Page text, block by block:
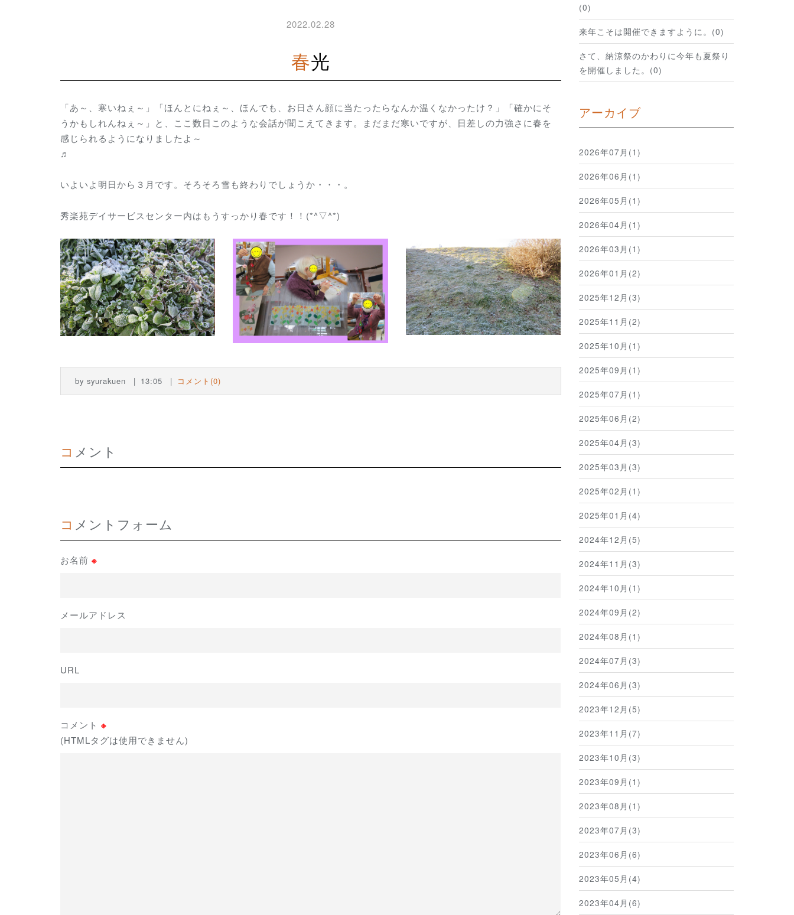
2022.02.28
春光
「あ～、寒いねぇ～」「ほんとにねぇ～、ほんでも、お日さん顔に当たったらなんか温くなかったけ？」「確かにそ
うかもしれんねぇ～」と、ここ数日このような会話が聞こえてきます。まだまだ寒いですが、日差しの力強さに春を
感じられるようになりましたよ～
♬
いよいよ明日から３月です。そろそろ雪も終わりでしょうか・・・。
秀楽苑デイサービスセンター内はもうすっかり春です！！(*^▽^*)
by syurakuen 13:05 コメント(0)
コメント
コメントフォーム
お名前 ※
メールアドレス
URL
コメント ※
(HTMLタグは使用できません)
(0)
来年こそは開催できますように。(0)
さて、納涼祭のかわりに今年も夏祭り
を開催しました。(0)
アーカイブ
2026年07月(1)
2026年06月(1)
2026年05月(1)
2026年04月(1)
2026年03月(1)
2026年01月(2)
2025年12月(3)
2025年11月(2)
2025年10月(1)
2025年09月(1)
2025年07月(1)
2025年06月(2)
2025年04月(3)
2025年03月(3)
2025年02月(1)
2025年01月(4)
2024年12月(5)
2024年11月(3)
2024年10月(1)
2024年09月(2)
2024年08月(1)
2024年07月(3)
2024年06月(3)
2023年12月(5)
2023年11月(7)
2023年10月(3)
2023年09月(1)
2023年08月(1)
2023年07月(3)
2023年06月(6)
2023年05月(4)
2023年04月(6)